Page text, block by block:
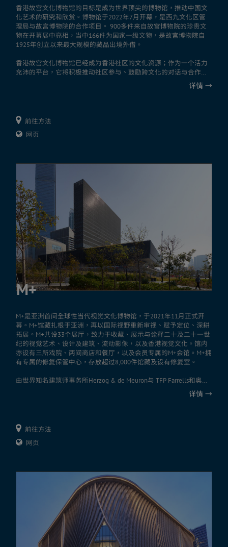
香港故宫文化博物馆的目标是成为世界顶尖的博物馆，推动中国文
化艺术的研究和欣赏。博物馆于2022年7月开幕，是西九文化区管
理局与故宫博物院的合作项目。 900多件来自故宫博物院的珍贵文
物在开幕展中亮相，当中166件为国家一级文物，是故宫博物院自
1925年创立以来最大规模的藏品出境外借。
香港故宫文化博物馆已经成为香港社区的文化资源；作为一个活力
充沛的平台，它将积极推动社区参与、鼓励跨文化的对话与合作，
并增强文化创造力和跨领域合作。博物馆透过学术研究、巡回展览
和出版，以及教育、文化和专业人士交流计划，建立全球合作伙伴
香港故宫文化博物馆由香港知名的严迅奇建筑师事务所设计，这座
建筑」、「中国艺术」与「香港城市景观」三大元素。馆内设有九
递进的空间布局，以垂直的中庭设计将不同楼层连成一体，以传统
颁发的2022/23全年境内建筑师大奖。
想了解更多，可浏览香港故宫文化博物馆网站。
详情→
前往方法
网页
M+
M+是亚洲首间全球性当代视觉文化博物馆，于2021年11月正式开
幕。M+馆藏扎根于亚洲，再以国际视野重新审视、赋予定位、深耕
拓展。M+共设33个展厅，致力于收藏、展示与诠释二十及二十一世
纪的视觉艺术、设计及建筑、流动影像，以及香港视觉文化。馆内
亦设有三所戏院、两间商店和餐厅，以及会员专属的M+会馆。M+拥
有专属的修复保管中心，存放超过8,000件馆藏及设有修复室。
由世界知名建筑师事务所Herzog & de Meuron与 TFP Farrells和奥雅
纳共同设计，其设计外型和开放宽敞的建筑特色，于城市中罕见独
特，是香港重要地标之一。大楼屹立于维多利亚港，外墙设有LED
大楼幕墙订制的陶瓦，乃启发自传统中式屋顶设计。大楼的具体设
详情→
前往方法
网页